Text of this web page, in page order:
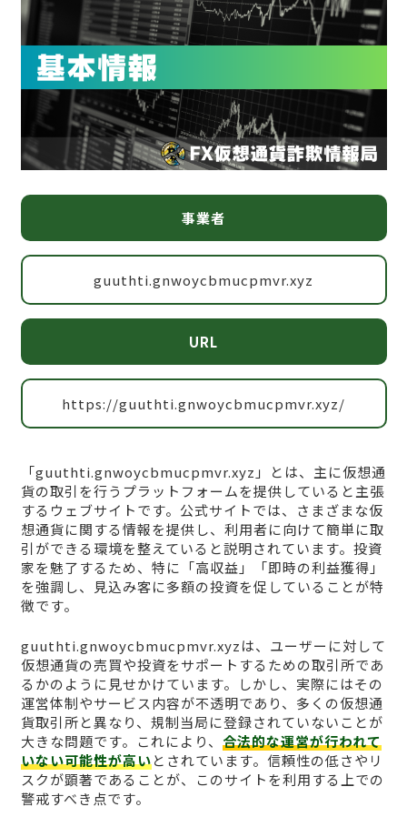
事業者
guuthti.gnwoycbmucpmvr.xyz
URL
https://guuthti.gnwoycbmucpmvr.xyz/
「guuthti.gnwoycbmucpmvr.xyz」とは、主に仮想通
貨の取引を行うプラットフォームを提供していると主張
するウェブサイトです。公式サイトでは、さまざまな仮
想通貨に関する情報を提供し、利用者に向けて簡単に取
引ができる環境を整えていると説明されています。投資
家を魅了するため、特に「高収益」「即時の利益獲得」
を強調し、見込み客に多額の投資を促していることが特
徴です。
guuthti.gnwoycbmucpmvr.xyzは、ユーザーに対して
仮想通貨の売買や投資をサポートするための取引所であ
るかのように見せかけています。しかし、実際にはその
運営体制やサービス内容が不透明であり、多くの仮想通
貨取引所と異なり、規制当局に登録されていないことが
大きな問題です。これにより、 合法的な運営が行われて
いない可能性が高いとされています。信頼性の低さやリ
スクが顕著であることが、このサイトを利用する上での
警戒すべき点です。